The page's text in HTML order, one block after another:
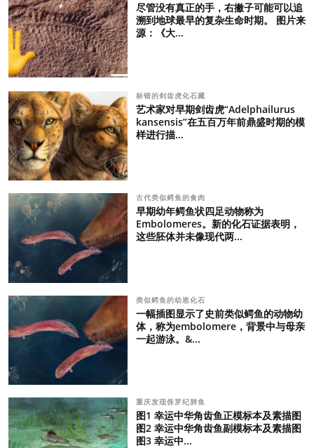
尽管没有真正的手，右撇子可能可以追
溯到地球最早的复杂生命时期。 图片来
源：《大...
标错的剑齿虎化石藏
艺术家对早期剑齿虎“Adelphailurus
kansensis”在五百万年前鼎盛时期的模
样进行描...
古代类似鳄鱼的食肉
早期幼年鳄鱼状四足动物称为
Embolomeres。新的化石证据表明，
这些胚体并未像现代两...
类似鳄鱼的幼崽化石
一幅插图显示了史前类似鳄鱼的动物幼
体，称为embolomere，背景中与母亲
一起游泳。&...
重庆发现侏罗纪肺鱼
图1 幸运中华角齿鱼正模标本及素描图
图2 幸运中华角齿鱼副模标本及素描图
图3 幸运中...